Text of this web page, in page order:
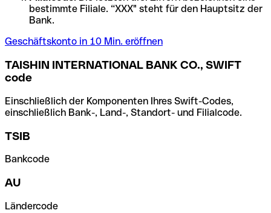
bestimmte Filiale. “XXX" steht für den Hauptsitz der
Bank.
Geschäftskonto in 10 Min. eröffnen
TAISHIN INTERNATIONAL BANK CO., SWIFT
code
Einschließlich der Komponenten Ihres Swift-Codes,
einschließlich Bank-, Land-, Standort- und Filialcode.
TSIB
Bankcode
AU
Ländercode